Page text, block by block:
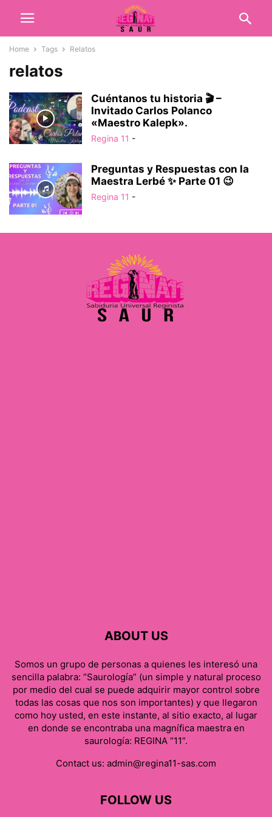
Home Tags Relatos
relatos
Cuéntanos tu historia 🎬 –
Invitado Carlos Polanco
«Maestro Kalepk».
Regina 11 -
Preguntas y Respuestas con la
Maestra Lerbé ✨ Parte 01 😉
Regina 11 -
ABOUT US
Somos un grupo de personas a quienes les interesó una
sencilla palabra: “Saurología” (un simple y natural proceso
por medio del cual se puede adquirir mayor control sobre
todas las cosas que nos son importantes) y que llegaron
como hoy usted, en este instante, al sitio exacto, al lugar
en donde se encontraba una magnífica maestra en
saurología: REGINA “11”.
Contact us: admin@regina11-sas.com
FOLLOW US